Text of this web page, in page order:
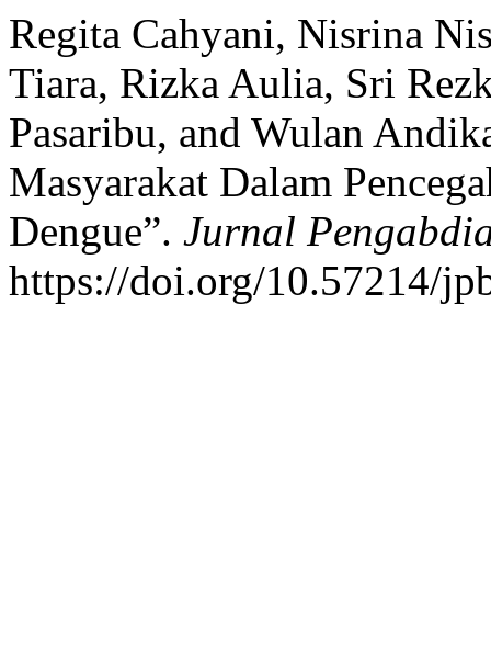
Regita Cahyani, Nisrina
Tiara, Rizka Aulia, Sri
Pasaribu, and Wulan
Masyarakat Dalam
Dengue”. Jurnal
https://doi.org/10.57214/